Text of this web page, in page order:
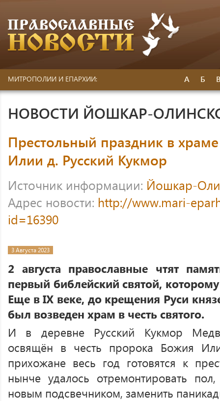
МИТРОПОЛИИ И ЕПАРХИИ: А Б
НОВОСТИ ЙОШКАР-
Престольный праздник в
Илии д. Русский Кукмор
Источник информации: Йошкар-
Адрес новости: http://www.mari-
id=16390
3 Августа 2023
2 августа православные чтят
первый библейский святой,
Еще в IX веке, до крещения Руси
был возведен храм в честь святого.
И в деревне Русский Кукмор
освящён в честь пророка Божия
прихожане весь год готовятся к
нынче удалось отремонтировать
новым подсвечником, заменить